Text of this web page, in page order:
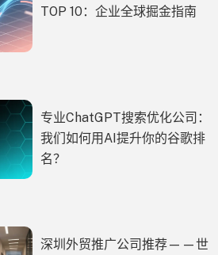
TOP 10：企业全球掘金指南
专业ChatGPT搜索优化公司：
我们如何用AI提升你的谷歌排
名？
深圳外贸推广公司推荐——世